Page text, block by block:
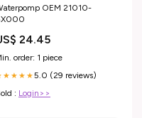
OEM 21010-
24.45
order: 1 piece
5.0 (29 reviews)
: Login>>